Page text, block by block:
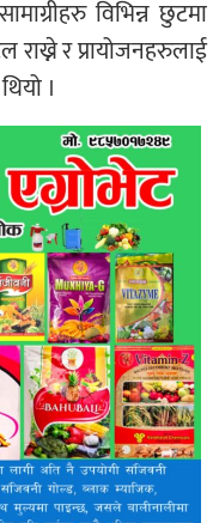
विभिन्न छुटमा
राख्ने र प्रायोजनहरुलाई
।